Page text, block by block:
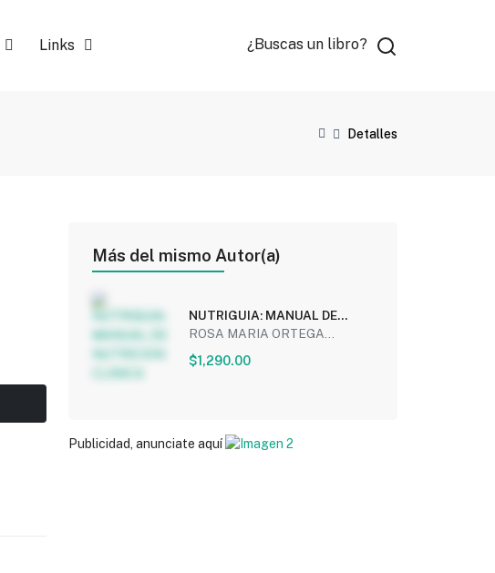
Links ¿Buscas un libro?
Detalles
Más del mismo Autor(a)
NUTRIGUIA: MANUAL DE
NUTRICION CLINICA
ROSA MARIA ORTEGA...
$1,290.00
Publicidad, anunciate aquí